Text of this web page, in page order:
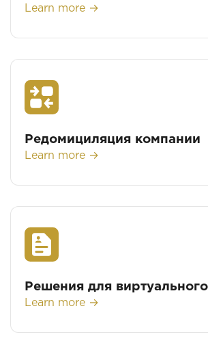
Learn more →
Редомициляция компании
Learn more →
Решения для
Learn more →